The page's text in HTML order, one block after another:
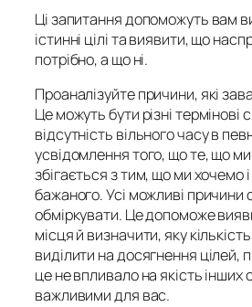
Ці запитання допоможуть вам
істинні цілі та виявити, що
потрібно, а що ні.
Проаналізуйте причини, які
Це можуть бути різні термінові
відсутність вільного часу в
усвідомлення того, що те, що
збігається з тим, що ми хочемо
бажаного. Усі можливі причини
обміркувати. Це допоможе
місця й визначити, яку
виділити на досягнення цілей,
це не впливало на якість інших
важливими для вас.